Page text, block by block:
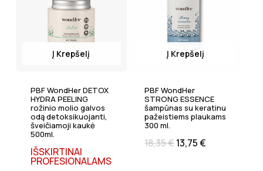
Į Krepšelį
PBF WondHer DETOX
HYDRA PEELING
rožinio molio galvos
odą detoksikuojanti,
šveičiamoji kaukė
500ml.
IŠSKIRTINAI
PROFESIONALAMS
Į Krepšelį
PBF WondHer
STRONG ESSENCE
šampūnas su keratinu
pažeistiems plaukams
300 ml.
18,35€13,75€